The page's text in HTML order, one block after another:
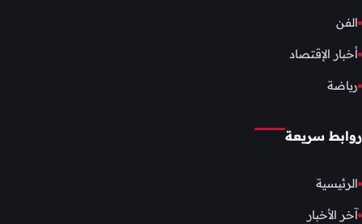
الفن
أخبار الإقتصاد
رياضة
روابط سريعة
الرئيسية
آخر الأخبار